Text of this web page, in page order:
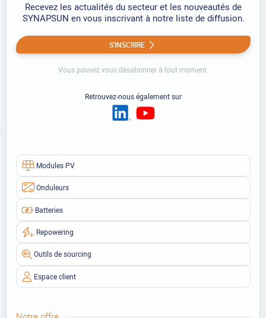
Modules PV
Onduleurs
Batteries
Repowering
Outils de sourcing
Espace client
Recevez les actualités du secteur et les nouveautés de
SYNAPSUN en vous inscrivant à notre liste de diffusion.
S'INSCRIRE
Vous pouvez vous désabonner à tout moment.
Retrouvez-nous également sur